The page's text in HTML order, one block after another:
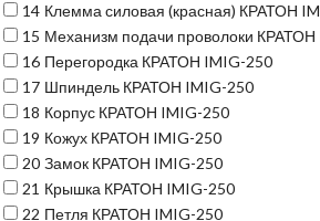
14 Клемма силовая (красная) КРАТОН
15 Механизм подачи проволоки
16 Перегородка КРАТОН IMIG-250
17 Шпиндель КРАТОН IMIG-250
18 Корпус КРАТОН IMIG-250
19 Кожух КРАТОН IMIG-250
20 Замок КРАТОН IMIG-250
21 Крышка КРАТОН IMIG-250
22 Петля КРАТОН IMIG-250